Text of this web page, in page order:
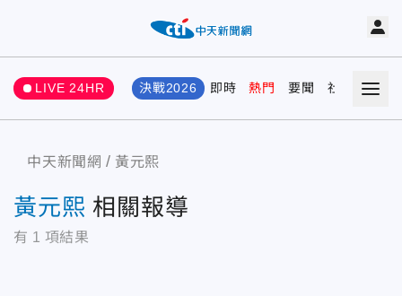
LIVE 24HR 決戰2026 即時 熱門 要聞 社會 娛樂
中天新聞網 黃元熙
黃元熙 相關報導
有 1 項結果